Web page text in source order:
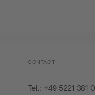
CONTACT
Tel.: +49 5221 381 0